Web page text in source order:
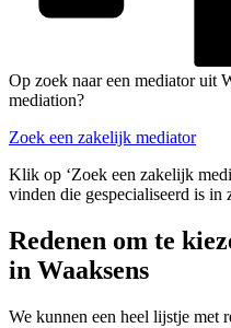
Op zoek naar een mediator uit
mediation?
Zoek een zakelijk mediator
Klik op ‘Zoek een zakelijk
vinden die gespecialiseerd is in
Redenen om te
in Waaksens
We kunnen een heel lijstje met